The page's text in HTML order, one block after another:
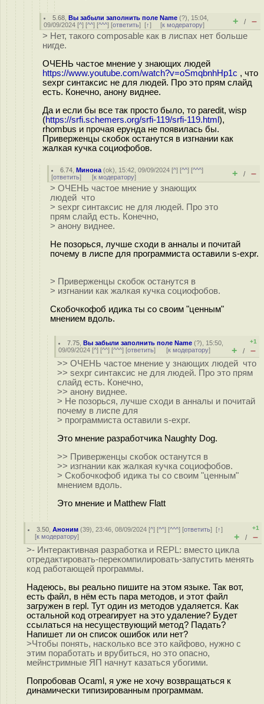
5.68 ,Вы забыли заполнить поле Name (?), 15:04,
09/09/2024 [^] [^^] [^^^] [ответить] [↑] [к модератору] + / –
> Нет, такого composable как в лиспах нет больше
нигде.
ОЧЕНЬ частое мнение у знающих людей
https://www.youtube.com/watch?v=oSmqbnhHp1c , что
sexpr синтаксис не для людей. Про это прям слайд
есть. Конечно, анону виднее.
Да и если бы все так просто было, то paredit, wisp
(https://srfi.schemers.org/srfi-119/srfi-119.html ),
rhombus и прочая ерунда не появилась бы.
Приверженцы скобок останутся в изгнании как
жалкая кучка социофобов.
6.74 ,Минона (ok), 15:42, 09/09/2024 [^] [^^] [^^^]
[ответить] [к модератору] + / –
> ОЧЕНЬ частое мнение у знающих
людей что
> sexpr синтаксис не для людей. Про это
прям слайд есть. Конечно,
> анону виднее.
Не позорься, лучше сходи в анналы и почитай
почему в лиспе для программиста оставили s-expr.
> Приверженцы скобок останутся в
> изгнании как жалкая кучка социофобов.
Скобочкофоб идика ты со своим "ценным"
мнением вдоль.
7.75 ,Вы забыли заполнить поле Name (?), 15:50,
09/09/2024 [^] [^^] [^^^] [ответить] [к модератору]
+1
+ / –
>> ОЧЕНЬ частое мнение у знающих людей что
>> sexpr синтаксис не для людей. Про это прям
слайд есть. Конечно,
>> анону виднее.
> Не позорься, лучше сходи в анналы и почитай
почему в лиспе для
> программиста оставили s-expr.
Это мнение разработчика Naughty Dog.
>> Приверженцы скобок останутся в
>> изгнании как жалкая кучка социофобов.
> Скобочкофоб идика ты со своим "ценным"
мнением вдоль.
Это мнение и Matthew Flatt
3.50 ,Аноним (39), 23:46, 08/09/2024 [^] [^^] [^^^] [ответить][↑]
[к модератору]
+1
+ / –
>- Интерактивная разработка и REPL: вместо цикла
отредактировать-перекомпилировать-запустить менять
код работающей программы.
Надеюсь, вы реально пишите на этом языке. Так вот,
есть файл, в нём есть пара методов, и этот файл
загружен в repl. Тут один из методов удаляется. Как
остальной код отреагирует на это удаление? Будет
ссылаться на несуществующий метод? Падать?
Напишет ли он список ошибок или нет?
>Чтобы понять, насколько все это кайфово, нужно с
этим поработать и врубиться, но это опасно,
мейнстримные ЯП начнут казаться убогими.
Попробовав Ocaml, я уже не хочу возвращаться к
динамически типизированным программам.